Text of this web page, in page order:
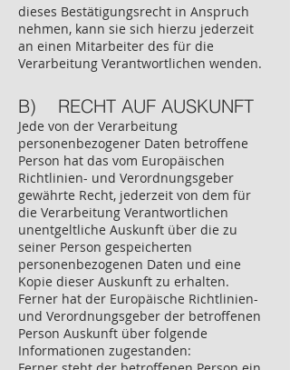
dieses Bestätigungsrecht in Anspruch
nehmen, kann sie sich hierzu jederzeit
an einen Mitarbeiter des für die
Verarbeitung Verantwortlichen wenden.
B) RECHT AUF AUSKUNFT
Jede von der Verarbeitung
personenbezogener Daten betroffene
Person hat das vom Europäischen
Richtlinien- und Verordnungsgeber
gewährte Recht, jederzeit von dem für
die Verarbeitung Verantwortlichen
unentgeltliche Auskunft über die zu
seiner Person gespeicherten
personenbezogenen Daten und eine
Kopie dieser Auskunft zu erhalten.
Ferner hat der Europäische Richtlinien-
und Verordnungsgeber der betroffenen
Person Auskunft über folgende
Informationen zugestanden: